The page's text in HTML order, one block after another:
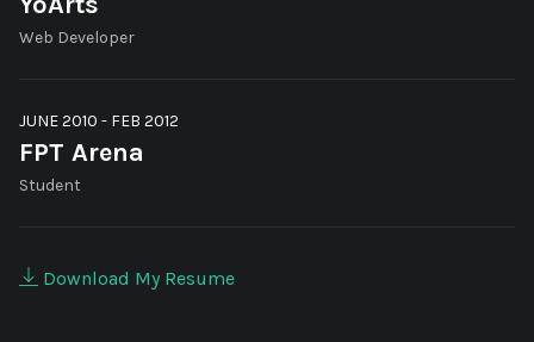
Web Developer
JUNE 2010 - FEB 2012
FPT Arena
Student
Download My Resume